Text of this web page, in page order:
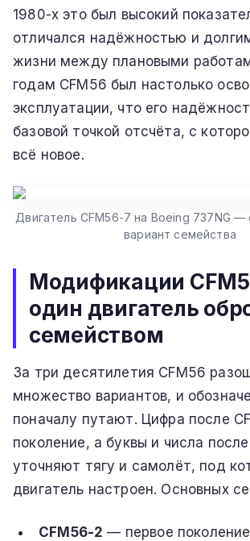
1980-х это был высокий
отличался надёжностью и
жизни между плановыми
годам CFM56 был настолько
эксплуатации, что его
базовой точкой отсчёта, с
всё новое.
Двигатель CFM56-7 на Boeing 737NG
вариант семейства
Модификации
один двигатель
семейством
За три десятилетия CFM56
множество вариантов, и
поначалу путают. Цифра после
поколение, а буквы и числа
уточняют тягу и самолёт, под
двигатель настроен. Основных
CFM56-2 — первое